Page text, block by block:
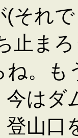
(それ
止ま
。も
はダ
登山口